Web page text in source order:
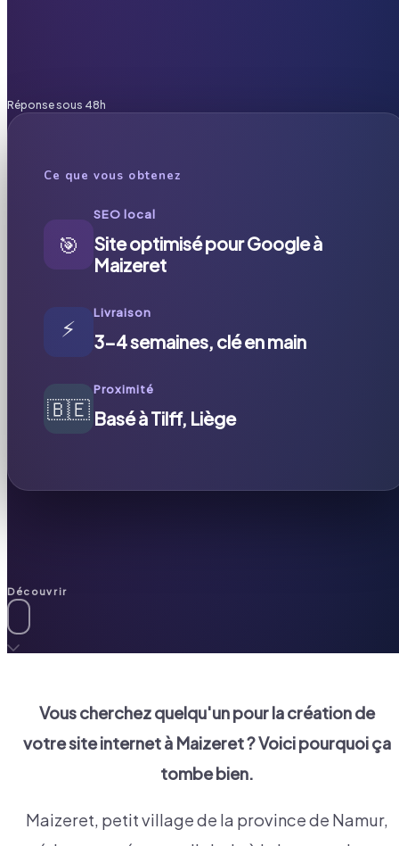
Réponse sous 48h
Ce que vous obtenez
🎯
SEO local
Site optimisé pour Google à
Maizeret
⚡
Livraison
3-4 semaines, clé en main
🇧🇪
Proximité
Basé à Tilff, Liège
Découvrir
Vous cherchez quelqu'un pour la création de
votre site internet à Maizeret? Voici pourquoi ça
tombe bien.
Maizeret, petit village de la province de Namur,